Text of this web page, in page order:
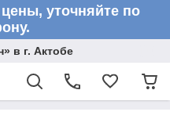
уточняйте по
в г. Актобе